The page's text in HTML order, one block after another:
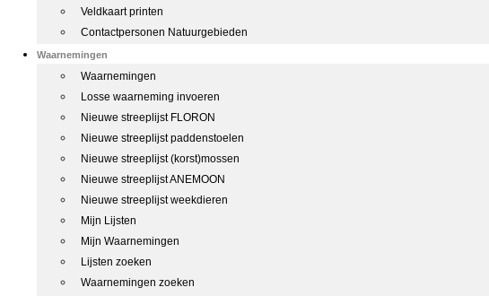
Veldkaart printen
Contactpersonen Natuurgebieden
Waarnemingen
Waarnemingen
Losse waarneming invoeren
Nieuwe streeplijst FLORON
Nieuwe streeplijst paddenstoelen
Nieuwe streeplijst (korst)mossen
Nieuwe streeplijst ANEMOON
Nieuwe streeplijst weekdieren
Mijn Lijsten
Mijn Waarnemingen
Lijsten zoeken
Waarnemingen zoeken